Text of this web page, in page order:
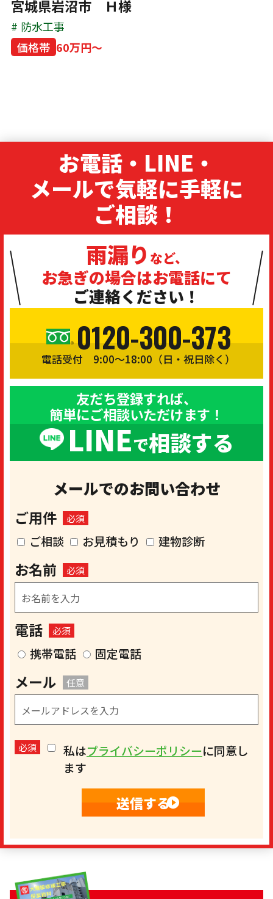
宮城県岩沼市 Ｈ様
防水工事
価格帯 60万円～
お電話・LINE・
メールで気軽に手軽に
ご相談！
雨漏り など、
お急ぎの場合はお電話にて
ご連絡ください！
0120-300-373
電話受付 9:00〜18:00（日・祝日除く）
友だち登録すれば、
簡単にご相談いただけます！
LINEで相談する
メールでのお問い合わせ
ご用件 必須
ご相談 お見積もり 建物診断
お名前 必須
電話 必須
携帯電話 固定電話
メール 任意
必須 私はプライバシーポリシーに同意し
ます